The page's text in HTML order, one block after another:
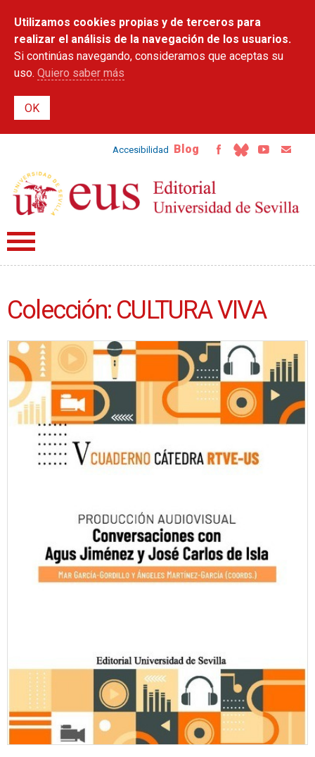
contenido
principal
Utilizamos cookies propias y de terceros para
realizar el análisis de la navegación de los usuarios.
Si continúas navegando, consideramos que aceptas su
uso. Quiero saber más
Accesibilidad Blog
Colección: CULTURA VIVA